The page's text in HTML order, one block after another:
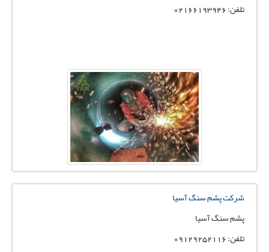
تلفن: 02166193946
شرکت پشم سنگ آسیا
پشم سنگ آسیا
تلفن: 09129252116